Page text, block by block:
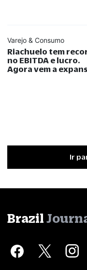
Varejo & Consumo
Riachuelo tem
no EBITDA e lucro.
Agora vem a
Ir
Brazil